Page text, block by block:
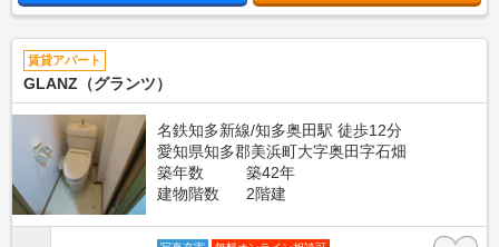
賃貸アパート
GLANZ（グランツ）
名鉄知多新線/知多奥田駅 徒歩12分
愛知県知多郡美浜町大字奥田字石畑
築年数
築42年
建物階数
2階建